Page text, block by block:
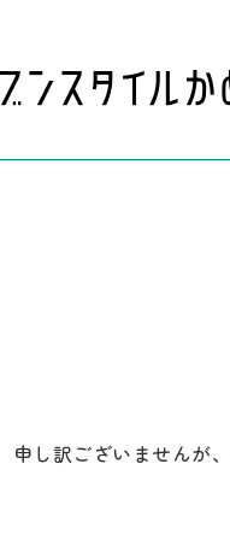
申し訳ございませんが